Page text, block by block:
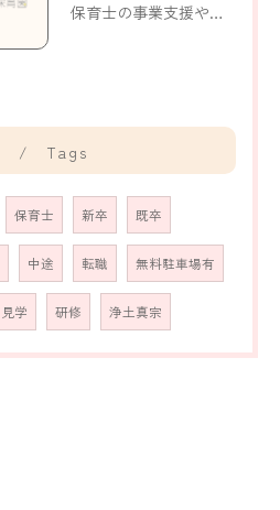
保育士の事業支援やキャリアを福井県鯖江市米岡町で実現するための制度と働き方
Tags
保育士 新卒 既卒
中途 転職 無料駐車場有
見学 研修 浄土真宗